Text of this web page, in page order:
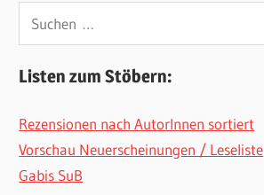
Listen zum Stöbern:
Rezensionen nach AutorInnen sortiert
Vorschau Neuerscheinungen / Leseliste
Gabis SuB